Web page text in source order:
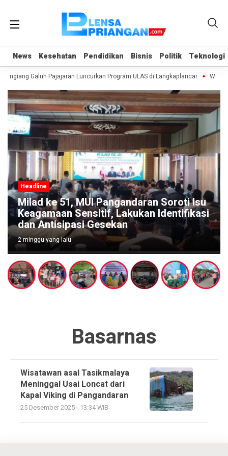
News Kesehatan Pendidikan Bisnis Politik Teknologi
News Kesehatan Pendidikan Bisnis Politik Teknologi
Galuh Pajajaran Luncurkan Program ULAS di Langkaplancar
Headline
Milad ke 51, MUI Pangandaran Soroti Isu
Keagamaan Sensitif, Lakukan Identifikasi
dan Antisipasi Gesekan
2 minggu yang lalu
Basarnas
Wisatawan asal Tasikmalaya
Meninggal Usai Loncat dari
Kapal Viking di Pangandaran
25 Desember 2025 - 13:34 WIB